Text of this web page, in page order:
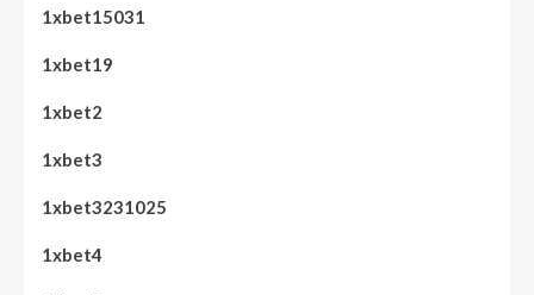
1xbet15031
1xbet19
1xbet2
1xbet3
1xbet3231025
1xbet4